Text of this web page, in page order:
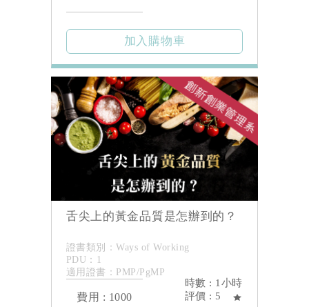
舌尖上的黃金品質是怎辦到的？
證書類別：Ways of Working
PDU：1
適用證書：PMP/PgMP
費用 : 1000
時數 : 1小時
評價 : 5